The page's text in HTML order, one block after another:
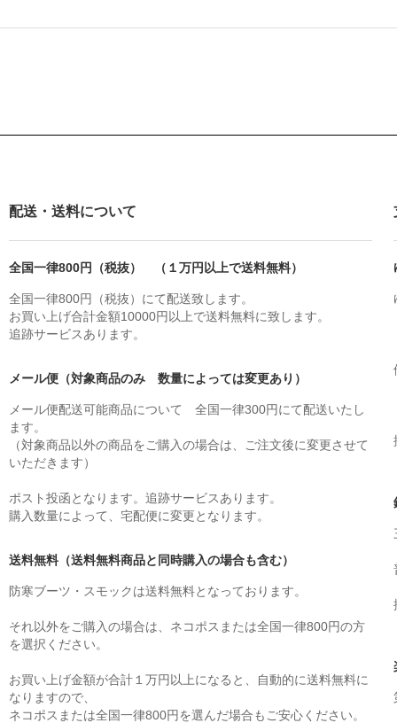
配送・送料について
全国一律800円（税抜） （１万円以上で送料無料）
全国一律800円（税抜）にて配送致します。
お買い上げ合計金額10000円以上で送料無料に致します。
追跡サービスあります。
メール便（対象商品のみ 数量によっては変更あり）
メール便配送可能商品について 全国一律300円にて配送いたし
ます。
（対象商品以外の商品をご購入の場合は、ご注文後に変更させて
いただきます）
ポスト投函となります。追跡サービスあります。
購入数量によって、宅配便に変更となります。
送料無料（送料無料商品と同時購入の場合も含む）
防寒ブーツ・スモックは送料無料となっております。
それ以外をご購入の場合は、ネコポスまたは全国一律800円の方
を選択ください。
お買い上げ金額が合計１万円以上になると、自動的に送料無料に
なりますので、
ネコポスまたは全国一律800円を選んだ場合もご安心ください。